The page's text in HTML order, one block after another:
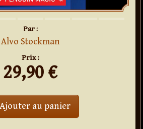
Par :
Alvo Stockman
Prix :
29,90 €
Ajouter au panier' . Middle Seat . '